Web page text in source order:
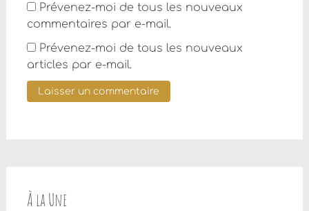
Prévenez-moi de tous les nouveaux
commentaires par e-mail.
Prévenez-moi de tous les nouveaux
articles par e-mail.
À la Une